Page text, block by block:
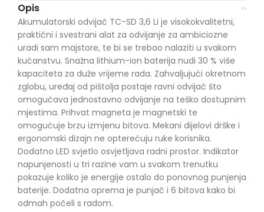
Opis
Akumulatorski odvijač TC-SD 3,6 Li je visokokvalitetni,
praktični i svestrani alat za odvijanje za ambiciozne
uradi sam majstore, te bi se trebao nalaziti u svakom
kućanstvu. Snažna lithium-ion baterija nudi 30 % više
kapaciteta za duže vrijeme rada. Zahvaljujući okretnom
zglobu, uređaj od pištolja postaje ravni odvijač što
omogućava jednostavno odvijanje na teško dostupnim
mjestima. Prihvat magneta je magnetski te
omogućuje brzu izmjenu bitova. Mekani dijelovi drške i
ergonomski dizajn ne opterećuju ruke korisnika.
Dodatno LED svjetlo osvjetljava radni prostor. Indikator
napunjenosti u tri razine vam u svakom trenutku
pokazuje koliko je energije ostalo do ponovnog punjenja
baterije. Dodatna oprema je punjač i 6 bitova kako bi
odmah počeli s radom.